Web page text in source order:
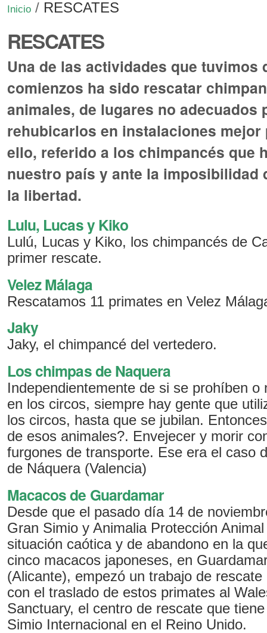
Inicio / RESCATES
RESCATES
Una de las actividades que tuvimos
comienzos ha sido rescatar
animales, de lugares no adecuados
rehubicarlos en instalaciones mejor
ello, referido a los chimpancés que
nuestro país y ante la imposibilidad
la libertad.
Lulu, Lucas y Kiko
Lulú, Lucas y Kiko, los chimpancés de
primer rescate.
Velez Málaga
Rescatamos 11 primates en Velez
Jaky
Jaky, el chimpancé del vertedero.
Los chimpas de Naquera
Independientemente de si se prohíben o
en los circos, siempre hay gente que
los circos, hasta que se jubilan.
de esos animales?. Envejecer y morir
furgones de transporte. Ese era el caso
de Náquera (Valencia)
Macacos de Guardamar
Desde que el pasado día 14 de
Gran Simio y Animalia Protección
situación caótica y de abandono en la
cinco macacos japoneses, en
(Alicante), empezó un trabajo de
con el traslado de estos primates al
Sanctuary, el centro de rescate que
Simio Internacional en el Reino Unido.